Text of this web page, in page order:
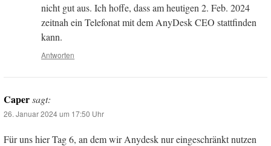
nicht gut aus. Ich hoffe, dass am heutigen 2. Feb. 2024
zeitnah ein Telefonat mit dem AnyDesk CEO stattfinden
kann.
Antworten
Capersagt:
26. Januar 2024 um 17:50 Uhr
Für uns hier Tag 6, an dem wir Anydesk nur eingeschränkt nutzen